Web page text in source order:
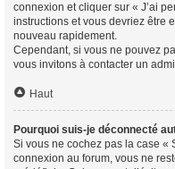
connexion et cliquer sur « J’ai
instructions et vous devriez être
nouveau rapidement.
Cependant, si vous ne pouvez
vous invitons à contacter un
Haut
Pourquoi suis-je déconnecté
Si vous ne cochez pas la case «
connexion au forum, vous ne